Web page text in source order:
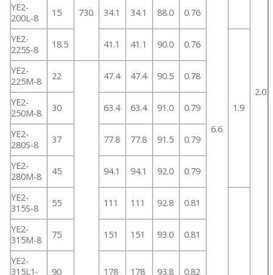
2.0
730
6.6
YE2-
200L-8
15 34.1 34.1 88.0 0.76
YE2-
225S-8
18.5 41.1 41.1 90.0 0.76
1.9
YE2-
225M-8
22 47.4 47.4 90.5 0.78
YE2-
250M-8
30 63.4 63.4 91.0 0.79
YE2-
280S-8
37 77.8 77.8 91.5 0.79
YE2-
280M-8
45 94.1 94.1 92.0 0.79
YE2-
315S-8
55 111 111 92.8 0.81
YE2-
315M-8
75 151 151 93.0 0.81
YE2-
315L1-
90 178 178 93.8 0.82